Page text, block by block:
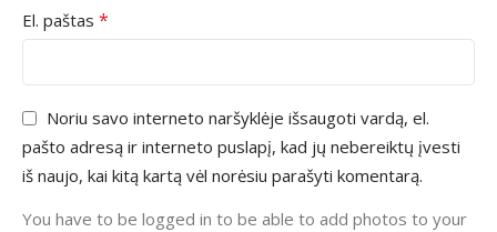
El. paštas *
Noriu savo interneto naršyklėje išsaugoti vardą, el.
pašto adresą ir interneto puslapį, kad jų nebereiktų įvesti
iš naujo, kai kitą kartą vėl norėsiu parašyti komentarą.
You have to be logged in to be able to add photos to your